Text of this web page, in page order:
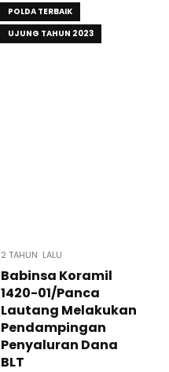
POLDA TERBAIK
UJUNG TAHUN 2023
2 TAHUN LALU
Babinsa Koramil
1420-01/Panca
Lautang Melakukan
Pendampingan
Penyaluran Dana
BLT